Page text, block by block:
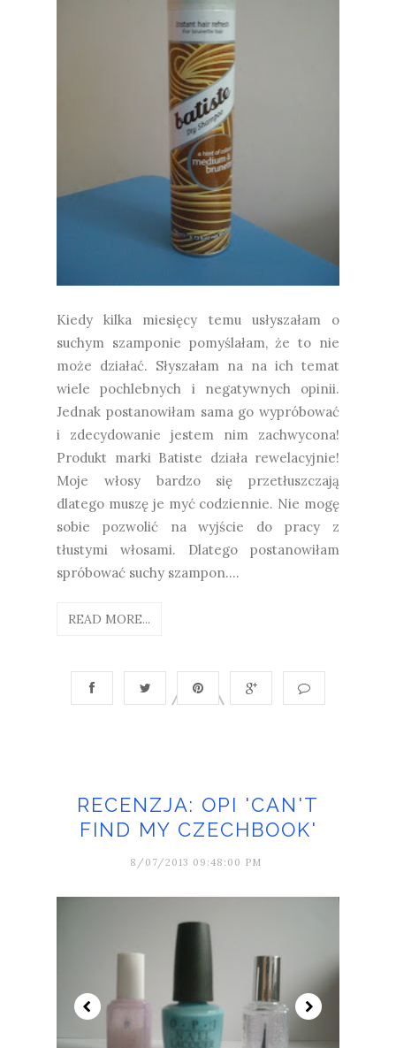
Kiedy kilka miesięcy temu usłyszałam o
suchym szamponie pomyślałam, że to nie
może działać. Słyszałam na na ich temat
wiele pochlebnych i negatywnych opinii.
Jednak postanowiłam sama go wypróbować
i zdecydowanie jestem nim zachwycona!
Produkt marki Batiste działa rewelacyjnie!
Moje włosy bardzo się przetłuszczają
dlatego muszę je myć codziennie. Nie mogę
sobie pozwolić na wyjście do pracy z
tłustymi włosami. Dlatego postanowiłam
spróbować suchy szampon....
READ MORE...
RECENZJA: OPI 'CAN'T
FIND MY CZECHBOOK'
8/07/2013 09:48:00 PM